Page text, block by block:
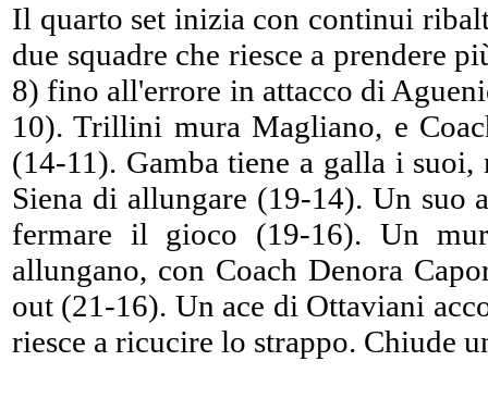
Il quarto set inizia con continui
due squadre che riesce a prendere
8) fino all'errore in attacco di
10). Trillini mura Magliano, e
(14-11). Gamba tiene a galla i
Siena di allungare (19-14). Un suo
fermare il gioco (19-16). Un
allungano, con Coach Denora
out (21-16). Un ace di Ottaviani
riesce a ricucire lo strappo. Chiude